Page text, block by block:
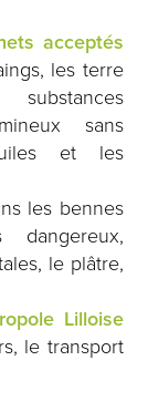
acceptés
les terre
sans
et les
les bennes
le plâtre,
Lilloise
, le transport